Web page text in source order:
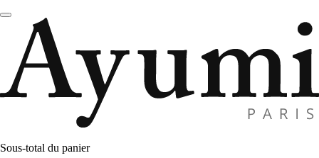
Sous-total du panier